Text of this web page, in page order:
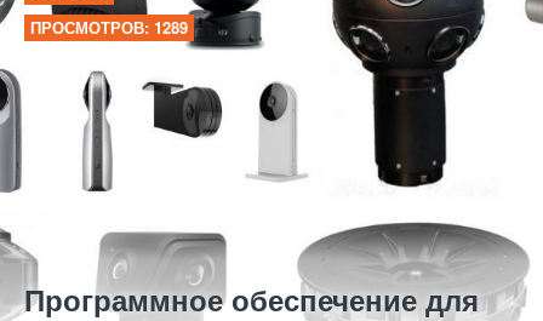
ПРОСМОТРОВ: 1289
Программное обеспечение для